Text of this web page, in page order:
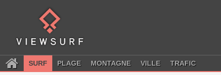
SURF PLAGE MONTAGNE VILLE TRAFIC